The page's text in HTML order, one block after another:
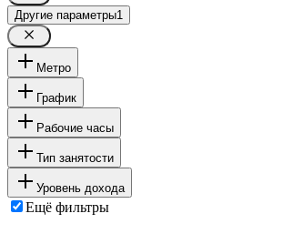
Другие параметры1
Метро
График
Рабочие часы
Тип занятости
Уровень дохода
Ещё фильтры